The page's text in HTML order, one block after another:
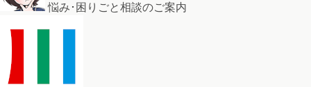
悩み･困りごと相談のご案内